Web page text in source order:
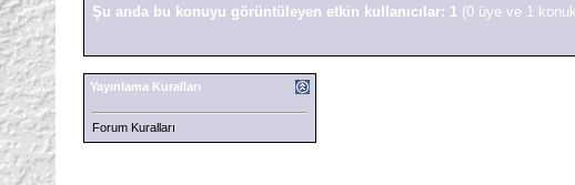
Şu anda bu konuyu görüntüleyen etkin kullanıcılar: 1 (0 üye ve 1
Yayınlama Kuralları
Forum Kuralları